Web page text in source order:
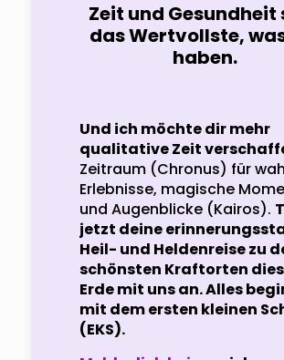
Zeit und Gesundheit
das Wertvollste,
haben.
Und ich möchte dir mehr
qualitative Zeit
Zeitraum (Chronus) für
Erlebnisse, magische
und Augenblicke (Kairos).
jetzt deine
Heil- und Heldenreise zu
schönsten Kraftorten
Erde mit uns an. Alles
mit dem ersten kleinen
(EKS).